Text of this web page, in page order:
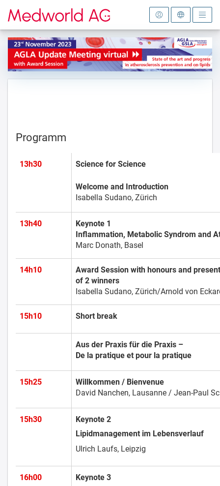
Zur Startseite
Programm
13h30 Science for Science
Welcome and Introduction
Isabella Sudano, Zürich
13h40
Keynote 1
Inflammation, Metabolic Syndrom and
Marc Donath, Basel
14h10
Award Session with honours and
of 2 winners
Isabella Sudano, Zürich/Arnold von
15h10 Short break
Aus der Praxis für die Praxis –
De la pratique et pour la pratique
15h25
Willkommen / Bienvenue
David Nanchen, Lausanne / Jean-Paul
15h30
Keynote 2
Lipidmanagement im
Ulrich Laufs, Leipzig
16h00
Keynote 3